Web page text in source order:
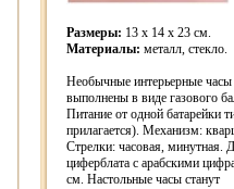
Размеры: 13 x 14 x 23 см.
Материалы: металл, стекло.
Необычные интерьерные часы
выполнены в виде газового
Питание от одной батарейки
прилагается). Механизм:
Стрелки: часовая, минутная.
циферблата с арабскими
см. Настольные часы станут